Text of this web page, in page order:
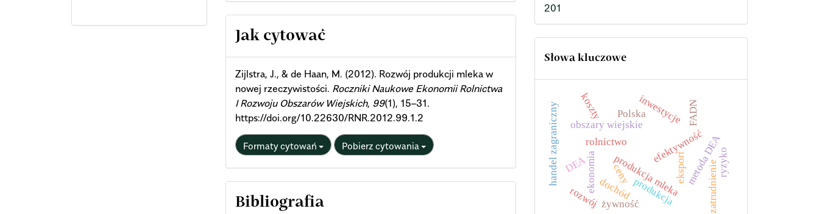
Article
Details
Jak cytować
Zijlstra, J., & de Haan, M. (2012). Rozwój produkcji mleka w
nowej rzeczywistości. Roczniki Naukowe Ekonomii Rolnictwa
I Rozwoju Obszarów Wiejskich, 99(1), 15–31.
https://doi.org/10.22630/RNR.2012.99.1.2
Formaty cytowań Pobierz cytowania
Bibliografia
201
Słowa kluczowe
rolnictwo efektywność
produkcja mleka
obszary wiejskie
Polskainwestycje
metoda DEA
ekonomia ceny
FADN
koszty
dochódprodukcja
eksport
rozwój
handel zagraniczny ryzyko
żywność zatrudnienie
DEA